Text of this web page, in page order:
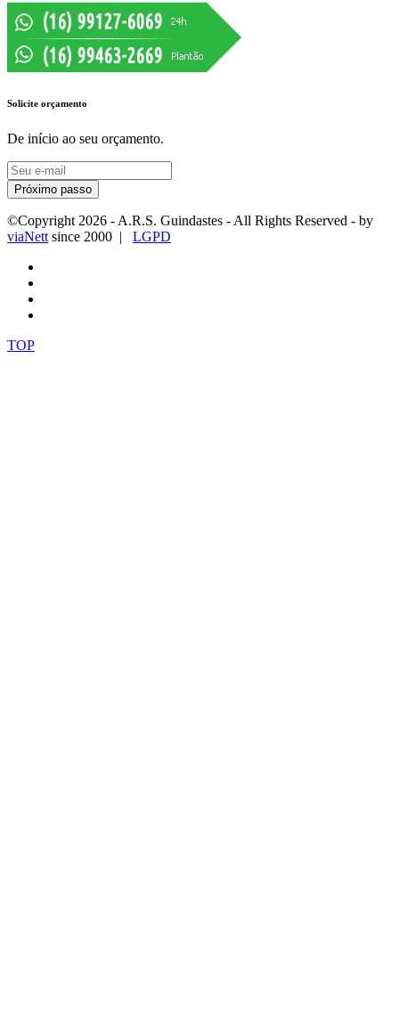
Solicite orçamento
De início ao seu orçamento.
Próximo passo
©Copyright 2026 - A.R.S. Guindastes - All Rights Reserved - by
viaNett since 2000 | LGPD
TOP